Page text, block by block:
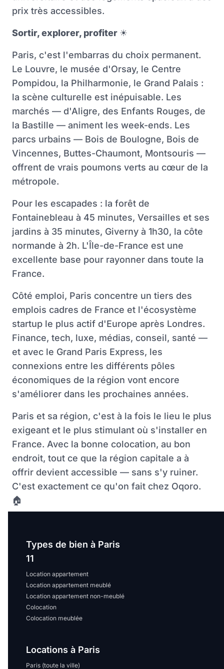
prix très accessibles.
Sortir, explorer, profiter ☀
Paris, c'est l'embarras du choix permanent.
Le Louvre, le musée d'Orsay, le Centre
Pompidou, la Philharmonie, le Grand Palais :
la scène culturelle est inépuisable. Les
marchés — d'Aligre, des Enfants Rouges, de
la Bastille — animent les week-ends. Les
parcs urbains — Bois de Boulogne, Bois de
Vincennes, Buttes-Chaumont, Montsouris —
offrent de vrais poumons verts au cœur de la
métropole.
Pour les escapades : la forêt de
Fontainebleau à 45 minutes, Versailles et ses
jardins à 35 minutes, Giverny à 1h30, la côte
normande à 2h. L'Île-de-France est une
excellente base pour rayonner dans toute la
France.
Côté emploi, Paris concentre un tiers des
emplois cadres de France et l'écosystème
startup le plus actif d'Europe après Londres.
Finance, tech, luxe, médias, conseil, santé —
et avec le Grand Paris Express, les
connexions entre les différents pôles
économiques de la région vont encore
s'améliorer dans les prochaines années.
Paris et sa région, c'est à la fois le lieu le plus
exigeant et le plus stimulant où s'installer en
France. Avec la bonne colocation, au bon
endroit, tout ce que la région capitale a à
offrir devient accessible — sans s'y ruiner.
C'est exactement ce qu'on fait chez Oqoro.
🏠
Types de bien à Paris
11
Location appartement
Location appartement meublé
Location appartement non-meublé
Colocation
Colocation meublée
Locations à Paris
Paris (toute la ville)